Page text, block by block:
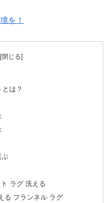
を！
は？
ぶ
ラグ 洗える
る フランネル ラグ